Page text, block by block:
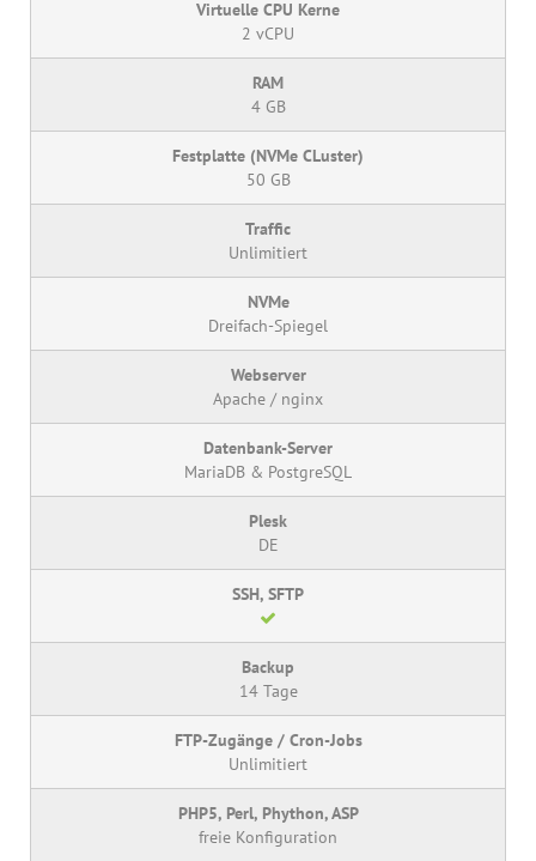
2 vCPU
4 GB
50 GB
Unlimitiert
Dreifach-Spiegel
Apache / nginx
MariaDB & PostgreSQL
DE
14 Tage
Unlimitiert
freie Konfiguration